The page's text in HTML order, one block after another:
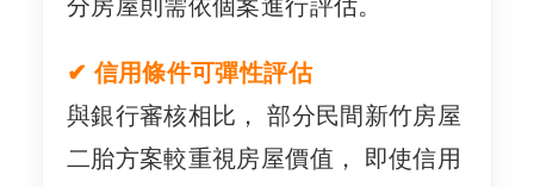
✔ 信用條件可彈性評估
與銀行審核相比， 部分民間新竹房屋
二胎方案較重視房屋價值， 即使信用